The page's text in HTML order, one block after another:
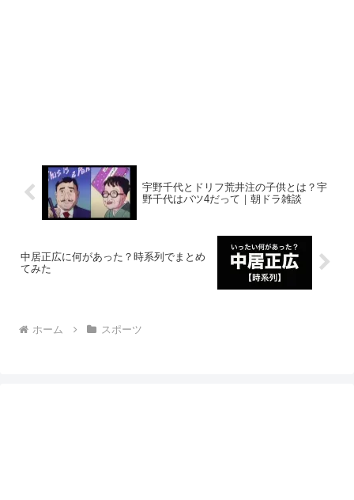
宇野千代とドリフ荒井注の子供とは？宇
野千代はバツ4だって｜朝ドラ雑談
中居正広に何があった？時系列でまとめ
てみた
ホーム スポーツ